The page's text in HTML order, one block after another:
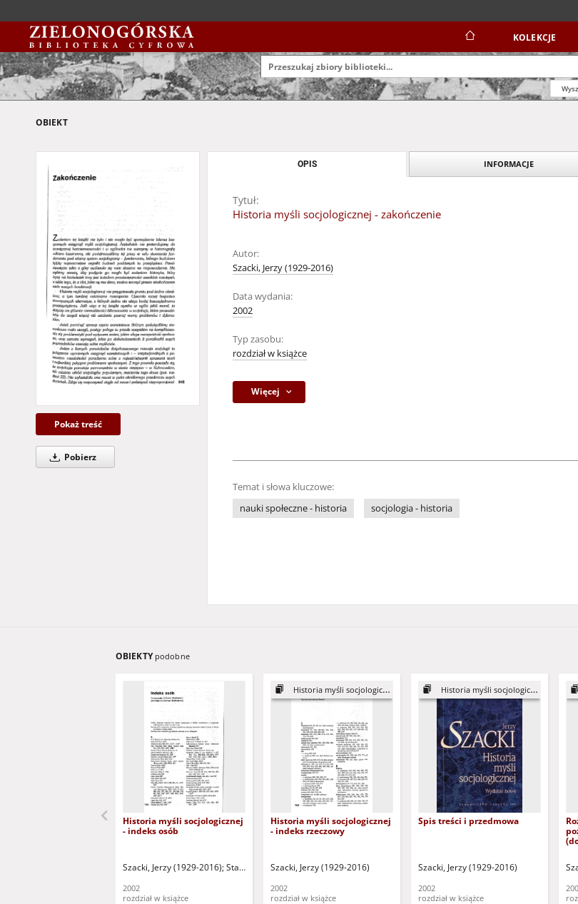
KOLEKCJE
OBIEKT
Pokaż treść
Pobierz
OPIS INFORMACJE
Tytuł:
Historia myśli socjologicznej - zakończenie
Autor:
Szacki, Jerzy (1929-2016)
Data wydania:
2002
Typ zasobu:
rozdział w książce
Więcej
Temat i słowa kluczowe:
nauki społeczne - historia
socjologia - historia
OBIEKTY podobne
Historia myśli socjologicznej
- indeks osób
Szacki, Jerzy (1929-2016) Staśkiewicz, Elżbieta - oprac. Rostkowska, Danuta - współpr.
2002
rozdział w książce
Historia myśli socjologicznej
Historia myśli socjologicznej
- indeks rzeczowy
Szacki, Jerzy (1929-2016)
2002
rozdział w książce
Historia myśli socjologicznej
Spis treści i przedmowa
Szacki, Jerzy (1929-2016)
2002
rozdział w książce